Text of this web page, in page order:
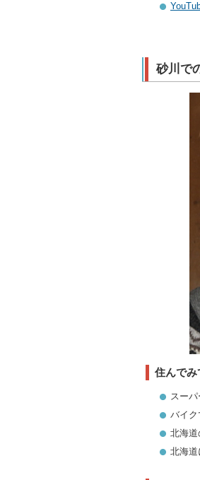
砂川で
住んでみ
スーパ
バイク
北海道
北海道